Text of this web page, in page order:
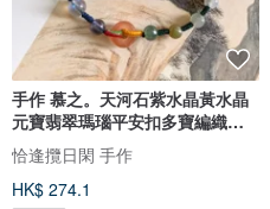
手作 慕之。天河石紫水晶黃水晶
元寶翡翠瑪瑙平安扣多寶編織手
繩
恰逢攬日閑 手作
HK$ 274.1